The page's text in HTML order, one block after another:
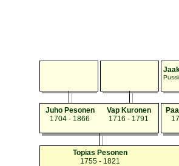
Juho Pesonen
1704 - 1866
Vap Kuronen
1716 - 1791
Topias Pesonen
1755 - 1821